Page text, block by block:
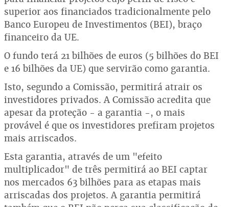
superior aos financiados tradicionalmente pelo
Banco Europeu de Investimentos (BEI), braço
financeiro da UE.
O fundo terá 21 bilhões de euros (5 bilhões do BEI
e 16 bilhões da UE) que servirão como garantia.
Isto, segundo a Comissão, permitirá atrair os
investidores privados. A Comissão acredita que
apesar da proteção - a garantia -, o mais
provável é que os investidores prefiram projetos
mais arriscados.
Esta garantia, através de um "efeito
multiplicador" de três permitirá ao BEI captar
nos mercados 63 bilhões para as etapas mais
arriscadas dos projetos. A garantia permitirá